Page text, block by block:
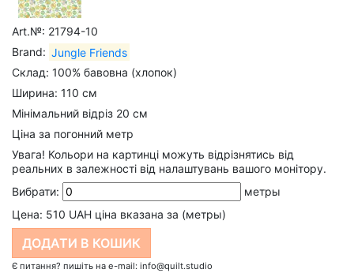
Art.№: 21794-10
Brand: Jungle Friends
Склад: 100% бавовна (хлопок)
Ширина: 110 см
Мінімальний відріз 20 см
Ціна за погонний метр
Увага! Кольори на картинці можуть відрізнятись від
реальних в залежності від налаштувань вашого монітору.
Вибрати:
метры
Цена: 510 UAH ціна вказана за (метры)
Є питання? пишіть на e-mail: info@quilt.studio